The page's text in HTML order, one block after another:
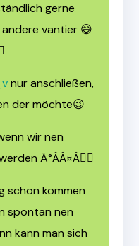
gerne
vantier 😅
nur anschließen,
der möchte😉
wir nen
Ã°ÂÂ¤Â🏼
schon kommen
spontan nen
kann man sich